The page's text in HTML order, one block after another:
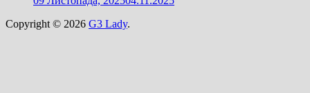
Copyright © 2026 G3 Lady.